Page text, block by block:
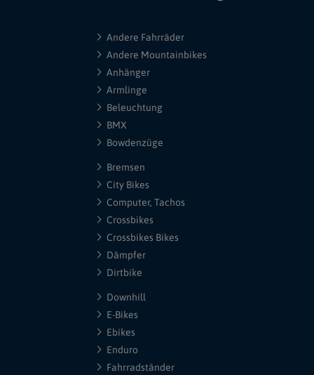
Andere Fahrräder
Andere Mountainbikes
Anhänger
Armlinge
Beleuchtung
BMX
Bowdenzüge
Bremsen
City Bikes
Computer, Tachos
Crossbikes
Crossbikes Bikes
Dämpfer
Dirtbike
Downhill
E-Bikes
Ebikes
Enduro
Fahrradständer